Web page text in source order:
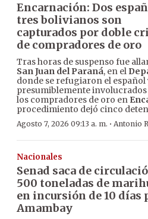
Encarnación: Dos
tres bolivianos son
capturados por doble
de compradores de oro
Tras horas de suspenso fue
San Juan del Paraná, en el
donde se refugiaron el español
presumiblemente
los compradores de oro en
procedimiento dejó cinco
Agosto 7, 2026 09:13 a. m. · Antonio
Nacionales
Senad saca de
500 toneladas de
en incursión de 10 días
Amambay